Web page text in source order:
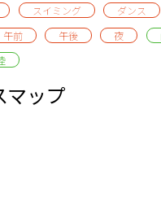
スイミング ダンス
午前 午後 夜
マップ